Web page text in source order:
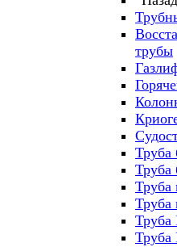
трубы
Труба
Труба
Труба